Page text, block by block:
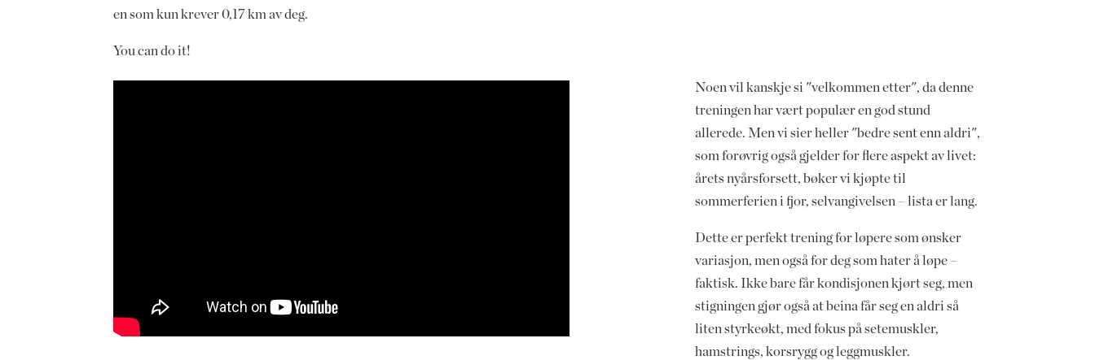
en som kun krever 0,17 km av deg.
You can do it!
Noen vil kanskje si "velkommen etter", da denne
treningen har vært populær en god stund
allerede. Men vi sier heller "bedre sent enn aldri",
som forøvrig også gjelder for flere aspekt av livet:
årets nyårsforsett, bøker vi kjøpte til
sommerferien i fjor, selvangivelsen – lista er lang.
Dette er perfekt trening for løpere som ønsker
variasjon, men også for deg som hater å løpe –
faktisk. Ikke bare får kondisjonen kjørt seg, men
stigningen gjør også at beina får seg en aldri så
liten styrkeøkt, med fokus på setemuskler,
hamstrings, korsrygg og leggmuskler.